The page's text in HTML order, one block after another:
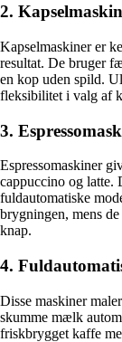
2.
Kapselmaskiner er
resultat. De bruger
en kop uden spild.
fleksibilitet i valg af
3.
Espressomaskiner
cappuccino og latte.
fuldautomatiske
brygningen, mens
knap.
4.
Disse maskiner
skumme mælk
friskbrygget kaffe